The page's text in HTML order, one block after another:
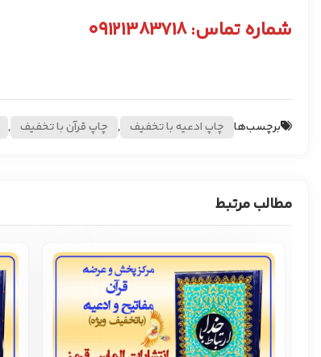
شماره تماس: ۰۹۱۲۱۳۸۳۷۱۸
برچسب‌ها چاپ ادعیه با تخفیف , چاپ قرآن با تخفیف ,
مطالب مرتبط